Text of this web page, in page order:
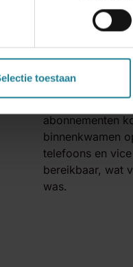
toestaan
De mobiele
geleverd door
over de
aanvragen van
abonnementen
abonnementen
binnenkwamen
telefoons en
bereikbaar, wat
was.